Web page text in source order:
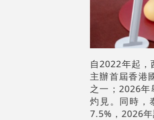
自2022年起
主辦首屆香港
之一；2026
灼見。同時，
7.5%，2026年